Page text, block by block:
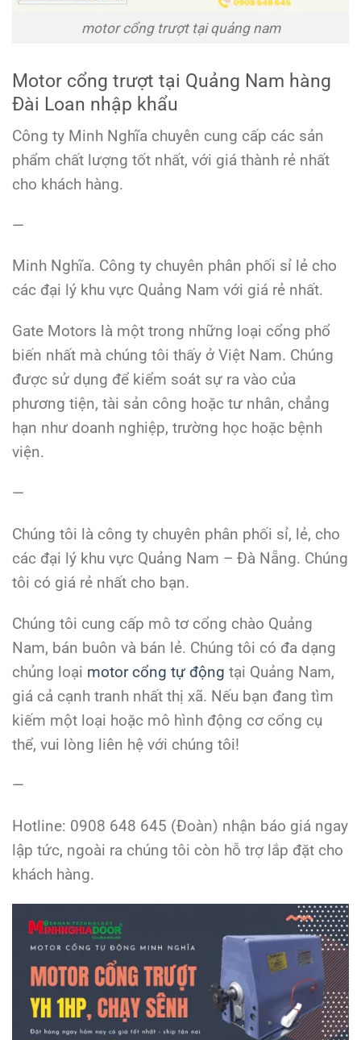
motor cổng trượt tại quảng nam
Motor cổng trượt tại Quảng Nam hàng
Đài Loan nhập khẩu
Công ty Minh Nghĩa chuyên cung cấp các sản
phẩm chất lượng tốt nhất, với giá thành rẻ nhất
cho khách hàng.
—
Minh Nghĩa. Công ty chuyên phân phối sỉ lẻ cho
các đại lý khu vực Quảng Nam với giá rẻ nhất.
Gate Motors là một trong những loại cổng phổ
biến nhất mà chúng tôi thấy ở Việt Nam. Chúng
được sử dụng để kiểm soát sự ra vào của
phương tiện, tài sản công hoặc tư nhân, chẳng
hạn như doanh nghiệp, trường học hoặc bệnh
viện.
—
Chúng tôi là công ty chuyên phân phối sỉ, lẻ, cho
các đại lý khu vực Quảng Nam – Đà Nẵng. Chúng
tôi có giá rẻ nhất cho bạn.
Chúng tôi cung cấp mô tơ cổng chào Quảng
Nam, bán buôn và bán lẻ. Chúng tôi có đa dạng
chủng loại motor cổng tự động tại Quảng Nam,
giá cả cạnh tranh nhất thị xã. Nếu bạn đang tìm
kiếm một loại hoặc mô hình động cơ cổng cụ
thể, vui lòng liên hệ với chúng tôi!
—
Hotline: 0908 648 645 (Đoàn) nhận báo giá ngay
lập tức, ngoài ra chúng tôi còn hỗ trợ lắp đặt cho
khách hàng.